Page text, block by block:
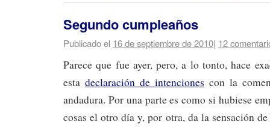
Segundo cumpleaños
Publicado el 16 de septiembre de 2010| 12
Parece que fue ayer, pero, a lo tonto, hace
esta declaración de intenciones con la
andadura. Por una parte es como si hubiese
cosas el otro día y, por otra, da la sensación